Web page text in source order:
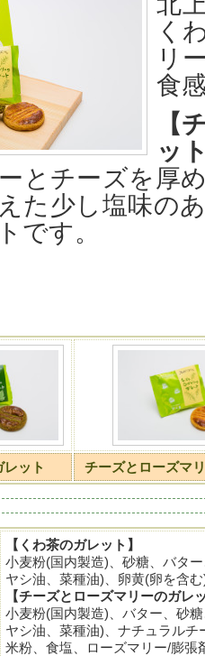
く
リ
食
【
ッ
とチーズを厚
た少し塩味の
です。
レット チーズとローズマ
【くわ茶のガレット】
小麦粉(国内製造)、砂糖、バタ
ヤシ油、菜種油)、卵黄(卵を含
【チーズとローズマリーのガレ
小麦粉(国内製造)、バター、砂
ヤシ油、菜種油)、ナチュラル
米粉、食塩、ローズマリー/膨張